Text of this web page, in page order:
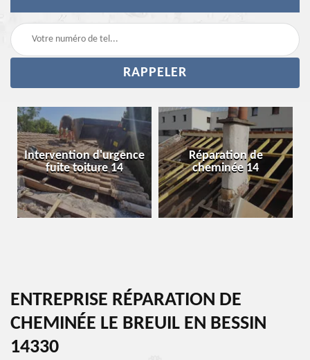
Intervention d'urgence
fuite toiture 14
Réparation de
cheminée 14
ENTREPRISE RÉPARATION DE
CHEMINÉE LE BREUIL EN BESSIN
14330